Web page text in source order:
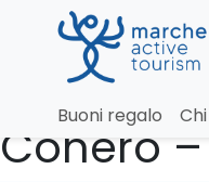
Buoni regalo
Anello
Conero